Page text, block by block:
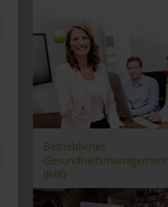
Betriebliches
Gesundheitsmanagement
(IHK)